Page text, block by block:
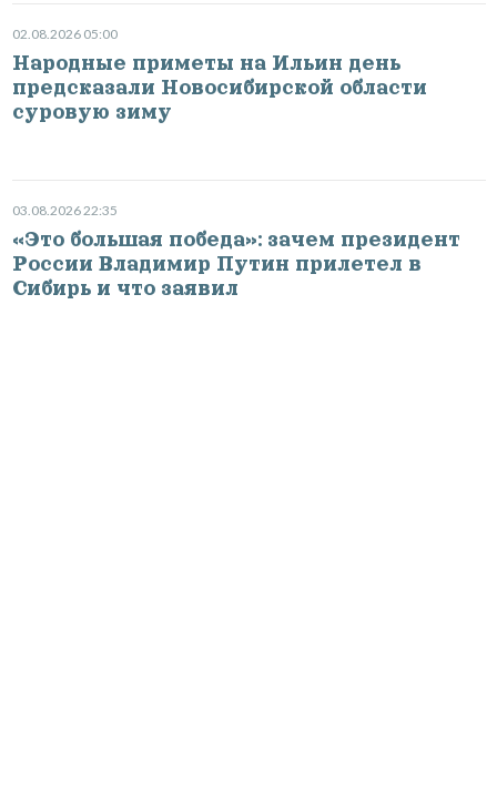
02.08.2026 05:00
Народные приметы на Ильин день
предсказали Новосибирской области
суровую зиму
03.08.2026 22:35
«Это большая победа»: зачем президент
России Владимир Путин прилетел в
Сибирь и что заявил